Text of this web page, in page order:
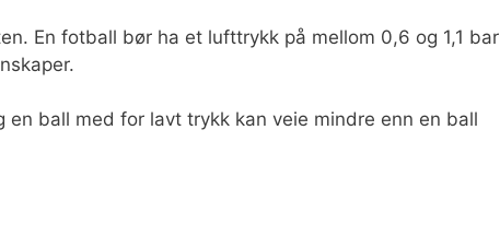
En fotball bør ha et lufttrykk på mellom 0,6 og 1,1 bar
ball med for lavt trykk kan veie mindre enn en ball